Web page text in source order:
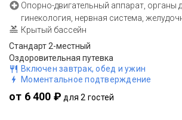
Опорно-двигательный аппарат, органы
гинекология, нервная система,
Крытый бассейн
Стандарт 2-местный
Оздоровительная путевка
Включен завтрак, обед и ужин
Моментальное подтверждение
от 6 400 ₽ для 2 гостей